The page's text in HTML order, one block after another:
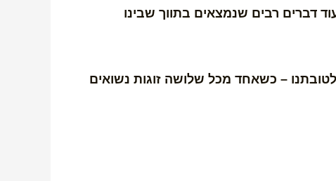
דברים רבים שנמצאים בתווך שבינו
– כשאחד מכל שלושה זוגות נשואים